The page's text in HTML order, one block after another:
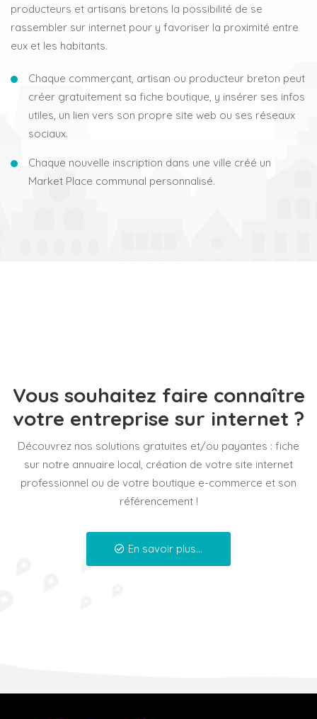
producteurs et artisans bretons la possibilité de se
rassembler sur internet pour y favoriser la proximité entre
eux et les habitants.
Chaque commerçant, artisan ou producteur breton peut
créer gratuitement sa fiche boutique, y insérer ses infos
utiles, un lien vers son propre site web ou ses réseaux
sociaux.
Chaque nouvelle inscription dans une ville créé un
Market Place communal personnalisé.
Vous souhaitez faire connaître
votre entreprise sur internet ?
Découvrez nos solutions gratuites et/ou payantes : fiche
sur notre annuaire local, création de votre site internet
professionnel ou de votre boutique e-commerce et son
référencement !
En savoir plus...